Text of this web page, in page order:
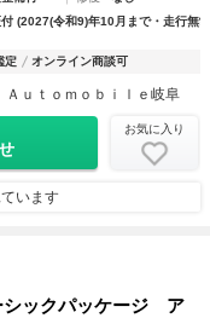
(2027(令和9)年10月まで・走行無
定 オンライン商談可
ｕｔｏｍｏｂｉｌｅ岐阜
お気に入り
います
ックパッケージ ア